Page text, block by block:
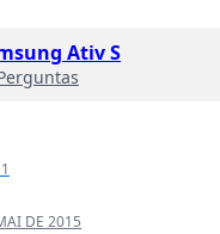
Ativ S
DE 2015